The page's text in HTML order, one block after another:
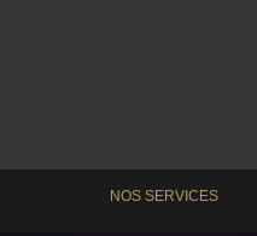
NOS SERVICES